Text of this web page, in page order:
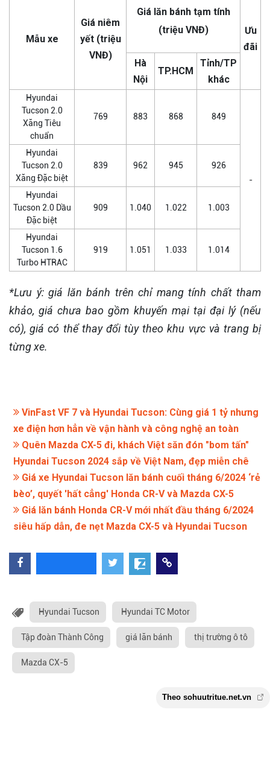
Mẫu xe
Giá niêm
yết (triệu
VNĐ)
Giá lăn bánh tạm tính
(triệu VNĐ)
Ưu
đãi
Hà
Nội
TP.HCM
Tỉnh/TP
khác
Hyundai
Tucson 2.0
Xăng Tiêu
chuẩn
769 883 868 849
-
Hyundai
Tucson 2.0
Xăng Đặc biệt
839 962 945 926
Hyundai
Tucson 2.0 Dầu
Đặc biệt
909 1.040 1.022 1.003
Hyundai
Tucson 1.6
Turbo HTRAC
919 1.051 1.033 1.014
*Lưu ý: giá lăn bánh trên chỉ mang tính chất tham
khảo, giá chưa bao gồm khuyến mại tại đại lý (nếu
có), giá có thể thay đổi tùy theo khu vực và trang bị
từng xe.
VinFast VF 7 và Hyundai Tucson: Cùng giá 1 tỷ nhưng
xe điện hơn hẳn về vận hành và công nghệ an toàn
Quên Mazda CX-5 đi, khách Việt săn đón "bom tấn"
Hyundai Tucson 2024 sắp về Việt Nam, đẹp miễn chê
Giá xe Hyundai Tucson lăn bánh cuối tháng 6/2024 ‘rẻ
bèo’, quyết 'hất cẳng' Honda CR-V và Mazda CX-5
Giá lăn bánh Honda CR-V mới nhất đầu tháng 6/2024
siêu hấp dẫn, đe nẹt Mazda CX-5 và Hyundai Tucson
Hyundai Tucson Hyundai TC Motor
Tập đoàn Thành Công giá lăn bánh thị trường ô tô
Mazda CX-5